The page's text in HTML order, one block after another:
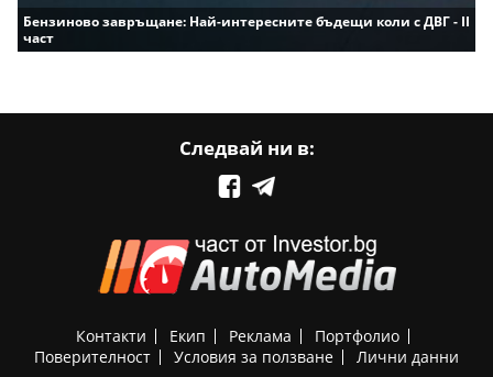
Бензиново завръщане: Най-интересните бъдещи коли с ДВГ - II
част
Следвай ни в:
Контакти Екип Реклама
Портфолио
Поверителност
Условия за ползване Лични данни